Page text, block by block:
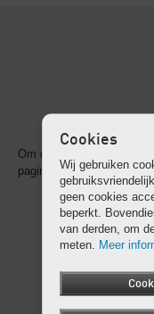
Om deze content weer te
pagina opnieuw te laden.
Cookies
Wij gebruiken
geen cookies
beperkt.
van derden, om
meten. Meer